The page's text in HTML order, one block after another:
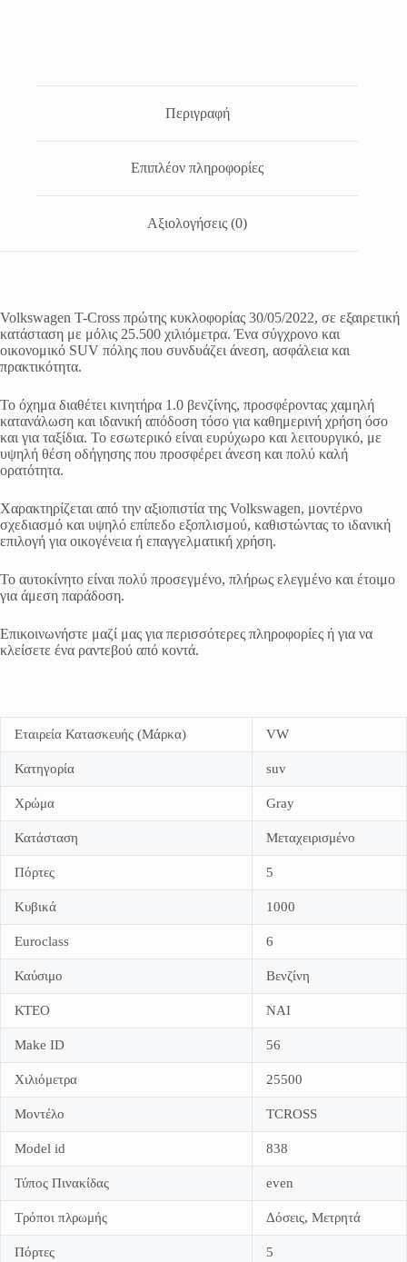
Περιγραφή
Επιπλέον πληροφορίες
Αξιολογήσεις (0)
Volkswagen T-Cross πρώτης κυκλοφορίας 30/05/2022, σε εξαιρετική
κατάσταση με μόλις 25.500 χιλιόμετρα. Ένα σύγχρονο και
οικονομικό SUV πόλης που συνδυάζει άνεση, ασφάλεια και
πρακτικότητα.
Το όχημα διαθέτει κινητήρα 1.0 βενζίνης, προσφέροντας χαμηλή
κατανάλωση και ιδανική απόδοση τόσο για καθημερινή χρήση όσο
και για ταξίδια. Το εσωτερικό είναι ευρύχωρο και λειτουργικό, με
υψηλή θέση οδήγησης που προσφέρει άνεση και πολύ καλή
ορατότητα.
Χαρακτηρίζεται από την αξιοπιστία της Volkswagen, μοντέρνο
σχεδιασμό και υψηλό επίπεδο εξοπλισμού, καθιστώντας το ιδανική
επιλογή για οικογένεια ή επαγγελματική χρήση.
Το αυτοκίνητο είναι πολύ προσεγμένο, πλήρως ελεγμένο και έτοιμο
για άμεση παράδοση.
Επικοινωνήστε μαζί μας για περισσότερες πληροφορίες ή για να
κλείσετε ένα ραντεβού από κοντά.
Εταιρεία Κατασκευής (Μάρκα) VW
Κατηγορία suv
Χρώμα Gray
Κατάσταση Μεταχειρισμένο
Πόρτες 5
Κυβικά 1000
Εuroclass 6
Καύσιμο Βενζίνη
ΚΤΕΟ NAI
Make ID 56
Χιλιόμετρα 25500
Μοντέλο TCROSS
Model id 838
Τύπος Πινακίδας even
Τρόποι πλρωμής Δόσεις, Μετρητά
Πόρτες 5